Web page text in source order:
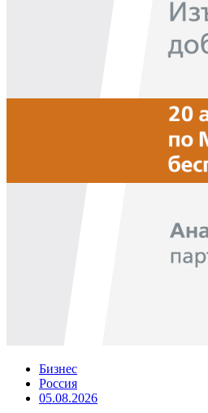
Бизнес
Россия
05.08.2026